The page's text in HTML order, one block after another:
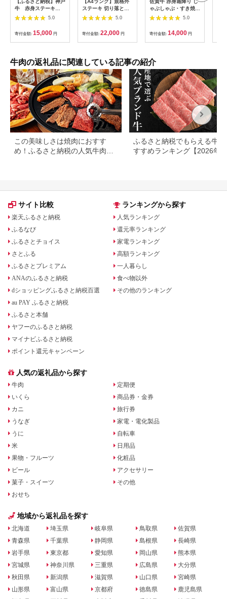
【ふるさと納税】神戸
牛 赤身ステーキ
(200g/300g/400g/55
戸ビーフ 黒毛和牛 ス
テーキ 赤身肉 牛肉 和
牛 ブランド牛 高級肉
プレゼント 焼肉 グル
メ 送料無料 【配送不
可地域：離島】
【G1440980】
5.0
寄付金額: 15,000 円
【A4ランク】規格外
ステーキ 切り落とし
800g【スピード発送
サーロイン 訳あり サ
イズ不揃い すてーき
氷温熟成×極味付け】
5.0
寄付金額: 22,000 円
佐賀牛 赤身霜降り し
ゃぶしゃぶ・すき焼き
用 600g 吉野ヶ里町
5.0
寄付金額: 14,000 円
牛肉の返礼品に関連している記事の紹介
この美味しさは焼肉におすす
め！ふるさと納税の人気牛肉還
ふるさと納税でもらえる牛肉
すすめランキング【2026年
サイト比較
楽天ふるさと納税
ふるなび
ふるさとチョイス
さとふる
ふるさとプレミアム
ANAのふるさと納税
dショッピングふるさと納税百選
au PAY ふるさと納税
ふるさと本舗
ヤフーのふるさと納税
マイナビふるさと納税
ポイント還元キャンペーン
ランキングから探す
人気ランキング
還元率ランキング
家電ランキング
高額ランキング
一人暮らし
食べ物以外
その他のランキング
人気の返礼品から探す
牛肉
いくら
カニ
うなぎ
うに
米
果物・フルーツ
ビール
菓子・スイーツ
おせち
定期便
商品券・金券
旅行券
家電・電化製品
自転車
日用品
化粧品
アクセサリー
その他
地域から返礼品を探す
北海道
青森県
岩手県
宮城県
秋田県
山形県
埼玉県
千葉県
東京都
神奈川県
新潟県
富山県
岐阜県
静岡県
愛知県
三重県
滋賀県
京都府
鳥取県
島根県
岡山県
広島県
山口県
徳島県
佐賀県
長崎県
熊本県
大分県
宮崎県
鹿児島県